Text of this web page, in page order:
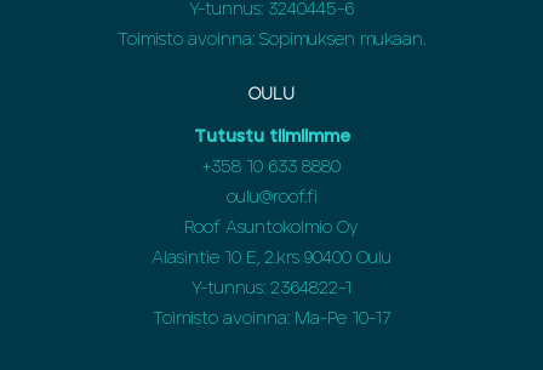
Y-tunnus: 3240445-6
Toimisto avoinna: Sopimuksen mukaan.
OULU
Tutustu tiimiimme
+358 10 633 8880
oulu@roof.fi
Roof Asuntokolmio Oy
Alasintie 10 E, 2.krs 90400 Oulu
Y-tunnus: 2364822-1
Toimisto avoinna: Ma-Pe 10-17